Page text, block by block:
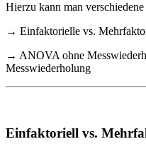
Hierzu kann man
→ Einfaktorielle vs.
→ ANOVA ohne
Messwiederholung
Einfaktoriell vs.